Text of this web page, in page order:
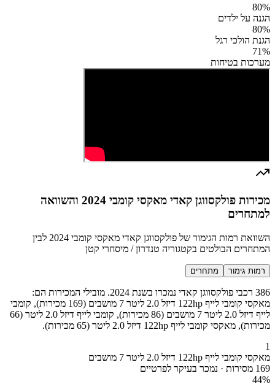
80%
הגנה על ילדים
80%
הגנת הולכי רגל
71%
מערכות בטיחות
מכירות פולקסווגן קאדי מאקסי קומבי 2024 והשוואה
למתחרים
השוואת רמות הגימור של פולקסווגן קאדי מאקסי קומבי 2024 לבין
המתחרים הבולטים בקטגוריה טנדרון / מיסחרי קטן
רמות גימור מתחרים
386 רכבי פולקסווגן קאדי נמכרו בשנת 2024. מובילי המכירות הם:
מאקסי קומבי לייף 122hp דיזל 2.0 ליטר 7 מושבים (169 מכירות), קומבי
לייף דיזל 2.0 ליטר 7 מושבים (86 מכירות), קומבי לייף דיזל 2.0 ליטר (66
מכירות), מאקסי קומבי לייף 122hp דיזל 2.0 ליטר (65 מכירות).
1
מאקסי קומבי לייף 122hp דיזל 2.0 ליטר 7 מושבים
169 מסירות · נמכר בעיקר לפרטיים
44%